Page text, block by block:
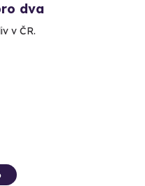
dva
v ČR.